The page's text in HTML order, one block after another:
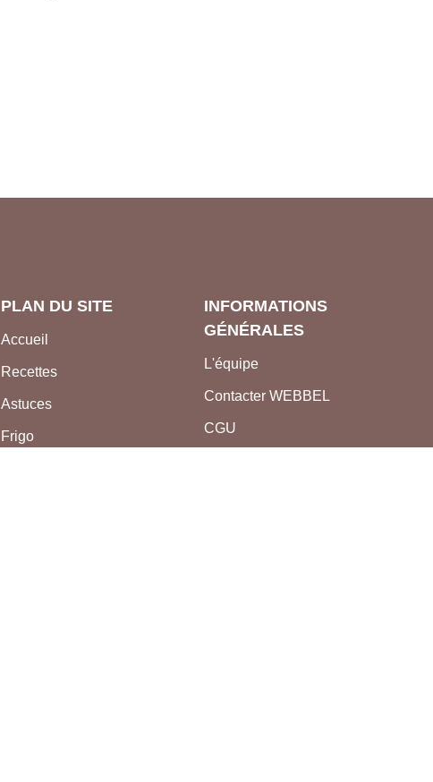
PLAN DU SITE
Accueil
Recettes
Astuces
Frigo
INFORMATIONS
GÉNÉRALES
L'équipe
Contacter WEBBEL
CGU